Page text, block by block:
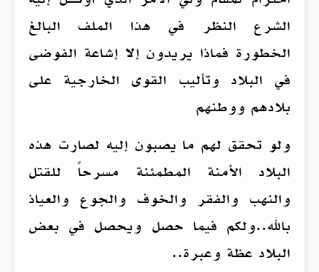
الشرع النظر في هذا الملف البالغ
الخطورة فماذا يريدون إلا إشاعة الفوضى
في البلاد وتأليب القوى الخارجية على
بلادهم ووطنهم
ولو تحقق لهم ما يصبون إليه لصارت هذه
البلاد الأمنة المطمئنة مسرحاً للقتل
والنهب والفقر والخوف والجوع والعياذ
بالله..ولكم فيما حصل ويحصل في بعض
البلاد عظة وعبرة..